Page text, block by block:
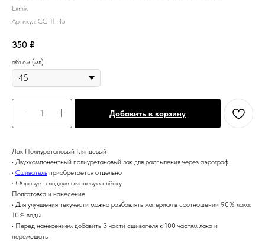
Exmix
Артикул: CC-11-45
350 ₽
объем (мл)
Добавить в корзину
Лак Полиуретановый Глянцевый
• Двухкомпонентный полиуретановый лак для распыления через аэрограф
• Сшиватель приобретается отдельно
• Образует гладкую глянцевую плёнку
Подготовка и нанесение
• Для улучшения текучести можно разбавлять материал в соотношении 90% лака:
10% воды
• Перед нанесением добавить 3 части сшивателя к 100 частям лака и
перемешать